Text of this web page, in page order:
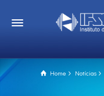
Home Notícias